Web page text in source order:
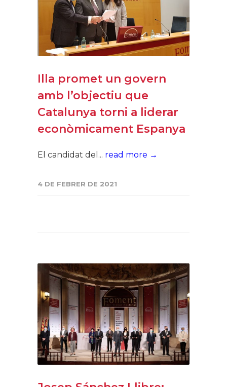
Illa promet un govern
amb l’objectiu que
Catalunya torni a liderar
econòmicament Espanya
El candidat del... read more →
4 DE FEBRER DE 2021